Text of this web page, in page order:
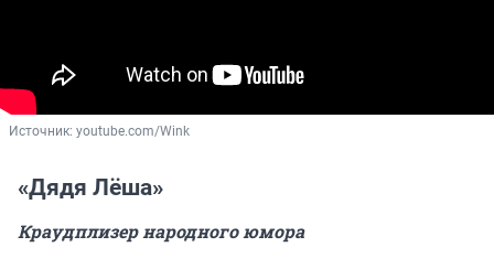
Источник: youtube.com/Wink
«Дядя Лёша»
Краудплизер народного юмора